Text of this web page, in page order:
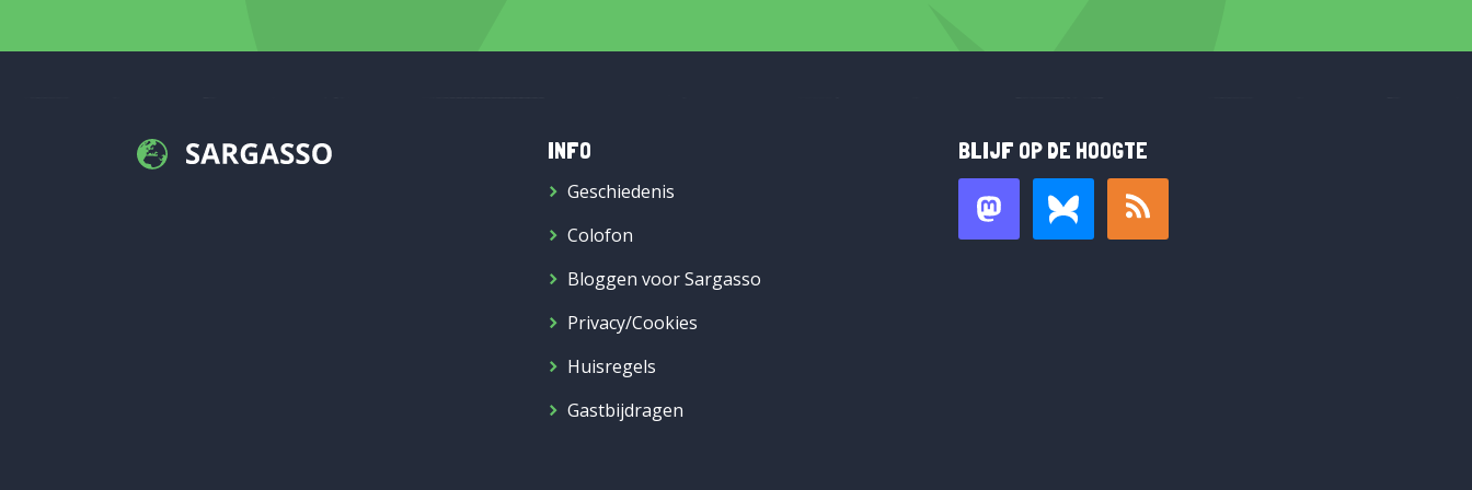
INFO
Geschiedenis
Colofon
Bloggen voor Sargasso
Privacy/Cookies
Huisregels
Gastbijdragen
BLIJF OP DE HOOGTE